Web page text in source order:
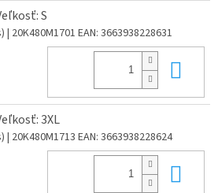
S
| 20K480M1701 EAN: 3663938228631
3XL
| 20K480M1713 EAN: 3663938228624